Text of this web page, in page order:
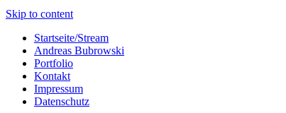
Skip to content
Startseite/Stream
Andreas Bubrowski
Portfolio
Kontakt
Impressum
Datenschutz